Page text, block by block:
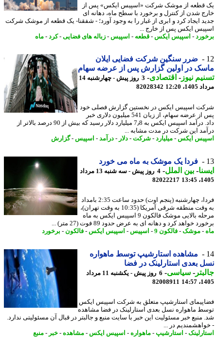
قطعه از موشک شرکت «اسپیس ایکس» پس از
شدن از کنترل و برخورد با سطح ماه، دهانه ای
ایجاد کرد و ابری از غبار را به وجود آورد؛ - شفقنا- یک قطعه از موشک شرکت
ایکس پس از خارج ...
-اسپیس ایکس-قطعه-اسپیس-زباله های فضایی-کرد-ماه
ضرر سنگین شرکت فضایی ایلان
در اولین گزارش پس از عرضه سهام
نیوز-اقتصادی-
3 روز پیش - چهارشنبه 14
12:20
82028342
اسپیس ایکس در نخستین گزارش فصلی خود
پس از عرضه سهام، از زیان 541 میلیون دلاری خبر
داد. درآمد اسپیس ایکس به 7٫8 میلیارد دلار رسید که بیش از 90 درصد بالاتر از
این شرکت در مدت مشابه ...
ایکس-میلیارد-شرکت-دلار-درآمد- اسپیس-گزارش
فردا یک موشک به ماه می خورد
-بین الملل-
4 روز پیش - سه شنبه 13 مرداد
82022217
فردا، چهارشنبه (پنجم اوت) حدود ساعت 2:35 بامداد
به وقت منطقه شرقی آمریکا (10:35 به وقت تهران)،
مرحله بالایی موشک فالکون 9 اسپیس ایکس به ماه
خواهد کرد و دهانه ای به عرض حدود 89 فوت (27 متر) ...
-موشک-فالکون 9 -اسپیس-اسپیس ایکس-فالکون-برخورد
مشاهده استارشیپ توسط ماهواره
بعدی استارلینک در فضا
-سیاسی-
6 روز پیش - یکشنبه 11 مرداد
82008911
استارشیپ متعلق به شرکت اسپیس ایکس
ماهواره نسل بعدی استارلینک در فضا مشاهده
منبع خبر مسئولیت این خبر با سایت منبع و جالبتر در قبال آن مسئولیتی ندارد.
در ...
-استارشیپ-ماهواره- اسپیس ایکس-مشاهده-خبر-منبع